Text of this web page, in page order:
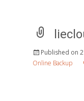
Published on
Online Backup